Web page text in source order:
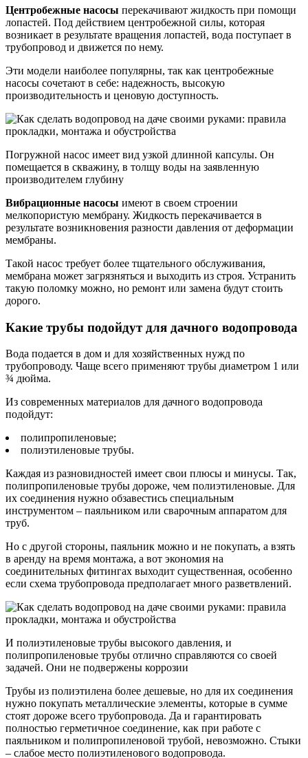
Центробежные насосы перекачивают жидкость при помощи
лопастей. Под действием центробежной силы, которая
возникает в результате вращения лопастей, вода поступает в
трубопровод и движется по нему.
Эти модели наиболее популярны, так как центробежные
насосы сочетают в себе: надежность, высокую
производительность и ценовую доступность.
Погружной насос имеет вид узкой длинной капсулы. Он
помещается в скважину, в толщу воды на заявленную
производителем глубину
Вибрационные насосы имеют в своем строении
мелкопористую мембрану. Жидкость перекачивается в
результате возникновения разности давления от деформации
мембраны.
Такой насос требует более тщательного обслуживания,
мембрана может загрязняться и выходить из строя. Устранить
такую поломку можно, но ремонт или замена будут стоить
дорого.
Какие трубы подойдут для дачного водопровода
Вода подается в дом и для хозяйственных нужд по
трубопроводу. Чаще всего применяют трубы диаметром 1 или
¾ дюйма.
Из современных материалов для дачного водопровода
подойдут:
полипропиленовые;
полиэтиленовые трубы.
Каждая из разновидностей имеет свои плюсы и минусы. Так,
полипропиленовые трубы дороже, чем полиэтиленовые. Для
их соединения нужно обзавестись специальным
инструментом – паяльником или сварочным аппаратом для
труб.
Но с другой стороны, паяльник можно и не покупать, а взять
в аренду на время монтажа, а вот экономия на
соединительных фитингах выходит существенная, особенно
если схема трубопровода предполагает много разветвлений.
И полиэтиленовые трубы высокого давления, и
полипропиленовые трубы отлично справляются со своей
задачей. Они не подвержены коррозии
Трубы из полиэтилена более дешевые, но для их соединения
нужно покупать металлические элементы, которые в сумме
стоят дороже всего трубопровода. Да и гарантировать
полностью герметичное соединение, как при работе с
паяльником и полипропиленовой трубой, невозможно. Стыки
– слабое место полиэтиленового водопровода.